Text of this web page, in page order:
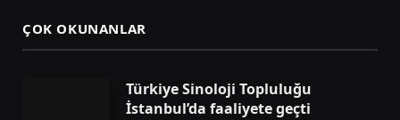
ÇOK OKUNANLAR
Türkiye Sinoloji Topluluğu
İstanbul’da faaliyete geçti